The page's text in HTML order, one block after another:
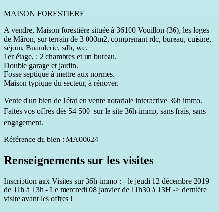
MAISON FORESTIERE
A vendre, Maison forestière située à 36100 Vouillon (36), les loges
de Mâron, sur terrain de 3 000m2, comprenant rdc, bureau, cuisine,
séjour, Buanderie, sdb, wc.
1er étage, : 2 chambres et un bureau.
Double garage et jardin.
Fosse septique à mettre aux normes.
Maison typique du secteur, à rénover.
Vente d'un bien de l'état en vente notariale interactive 36h immo.
Faites vos offres dès 54 500  sur le site 36h-immo, sans frais, sans
engagement.
Référence du bien : MA00624
Renseignements sur les visites
Inscription aux Visites sur 36h-immo : - le jeudi 12 décembre 2019
de 11h à 13h - Le mercredi 08 janvier de 11h30 à 13H -> dernière
visite avant les offres !